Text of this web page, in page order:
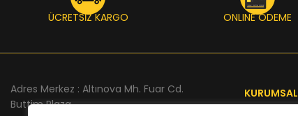
ÜCRETSİZ KARGO ONLINE ÖDEME
Adres Merkez : Altınova Mh. Fuar Cd.
Buttim Plaza
KURUMSAL